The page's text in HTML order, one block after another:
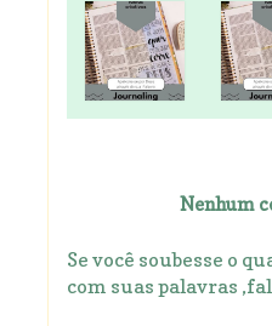
Nenhum
Se você soubesse o
com suas palavras